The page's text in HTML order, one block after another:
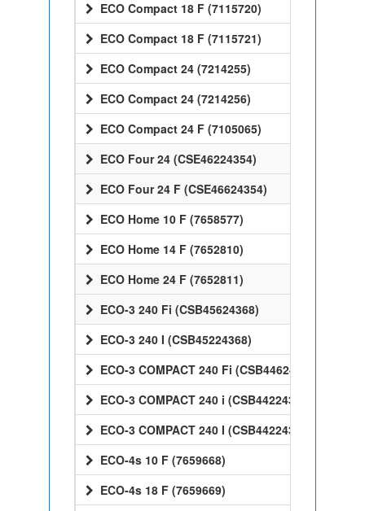
ECO Compact 18 F (7115720)
ECO Compact 18 F (7115721)
ECO Compact 24 (7214255)
ECO Compact 24 (7214256)
ECO Compact 24 F (7105065)
ECO Four 24 (CSE46224354)
ECO Four 24 F (CSE46624354)
ECO Home 10 F (7658577)
ECO Home 14 F (7652810)
ECO Home 24 F (7652811)
ECO-3 240 Fi (CSB45624368)
ECO-3 240 I (CSB45224368)
ECO-3 COMPACT 240 Fi (CSB44624368)
ECO-3 COMPACT 240 i (CSB44224368)
ECO-3 COMPACT 240 I (CSB44224368)
ECO-4s 10 F (7659668)
ECO-4s 18 F (7659669)